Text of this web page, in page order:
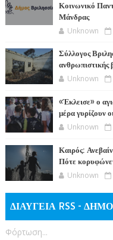
Κοινωνικό
Μάνδρας
Unknown
Σύλλογος
ανθρωπιστικής
Unknown
«Έκλεισε» ο
μέρα γυρίζουν
Unknown
Καιρός:
Πότε
Unknown
ΔΙΑΥΓΕΙΑ RSS -
Φόρτωση...